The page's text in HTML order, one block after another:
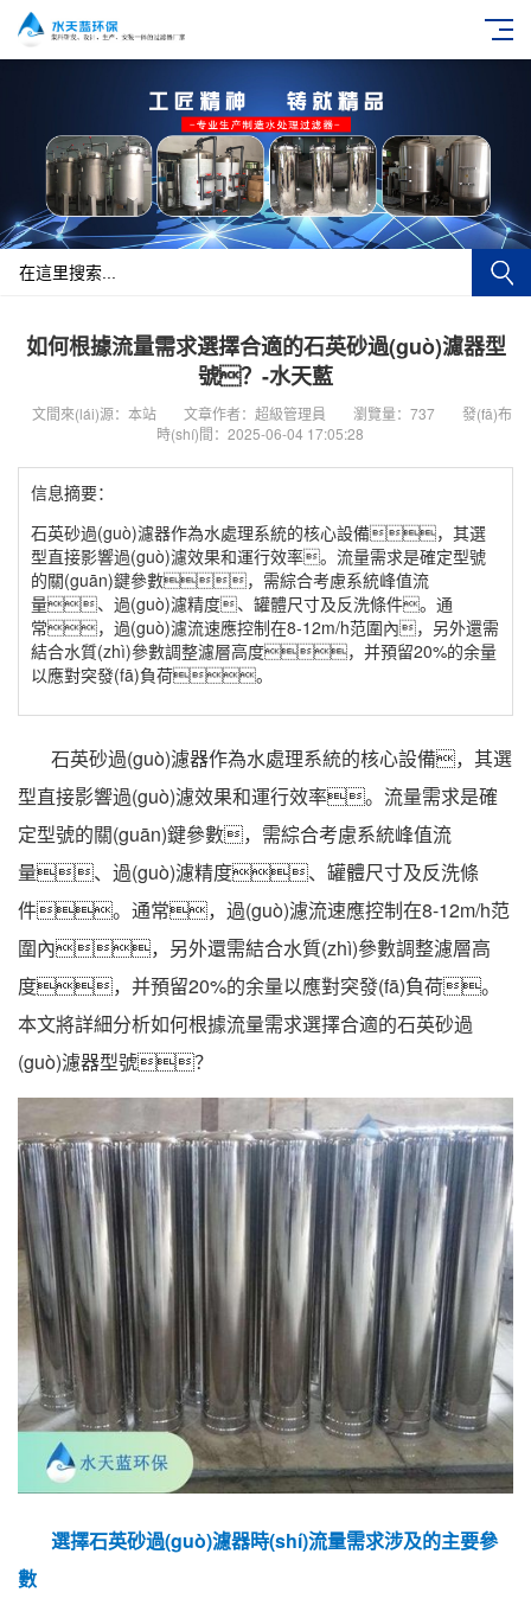
如何根據流量需求選擇合適的石英砂過(guò)濾器型
號？-水天藍
文間來(lái)源：本站 文章作者：超級管理員 瀏覽量：737
發(fā)布
時(shí)間：2025-06-04 17:05:28
信息摘要：
石英砂過(guò)濾器作為水處理系統的核心設備，其選
型直接影響過(guò)濾效果和運行效率。流量需求是確定型號
的關(guān)鍵參數，需綜合考慮系統峰值流
量、過(guò)濾精度、罐體尺寸及反洗條件。通
常，過(guò)濾流速應控制在8-12m/h范圍內，另外還需
結合水質(zhì)參數調整濾層高度，并預留20%的余量
以應對突發(fā)負荷。
石英砂過(guò)濾器作為水處理系統的核心設備，其選
型直接影響過(guò)濾效果和運行效率。流量需求是確
定型號的關(guān)鍵參數，需綜合考慮系統峰值流
量、過(guò)濾精度、罐體尺寸及反洗條
件。通常，過(guò)濾流速應控制在8-12m/h范
圍內，另外還需結合水質(zhì)參數調整濾層高
度，并預留20%的余量以應對突發(fā)負荷。
本文將詳細分析如何根據流量需求選擇合適的石英砂過
(guò)濾器型號？
選擇石英砂過(guò)濾器時(shí)流量需求涉及的主要參
數